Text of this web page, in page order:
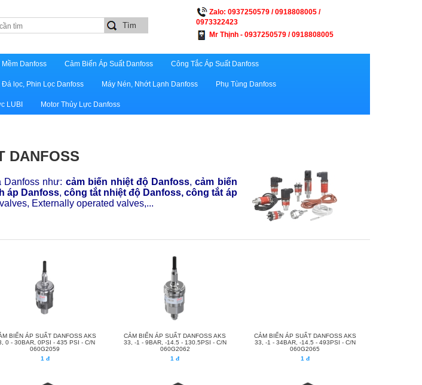
Zalo: 0937250579 / 0918808005 /
0973322423
Mr Thịnh - 0937250579 / 0918808005
Danfoss Cảm Biến Áp Suất Danfoss Công Tắc Áp Suất Danfoss
Đá lọc, Phin Lọc Danfoss Máy Nén, Nhớt Lạnh Danfoss Phụ Tùng Danfoss
LUBI Motor Thủy Lực Danfoss
DANFOSS
Danfoss như: cảm biến nhiệt độ Danfoss,cảm biến
áp Danfoss, công tắt nhiệt độ Danfoss, công tắt áp
Externally operated valves,...
BIẾN ÁP SUẤT DANFOSS AKS
0 - 30BAR, 0PSI - 435 PSI - C/N
060G2059
1 đ
CẢM BIẾN ÁP SUẤT DANFOSS AKS
33, -1 - 9BAR, -14.5 - 130.5PSI - C/N
060G2062
1 đ
CẢM BIẾN ÁP SUẤT DANFOSS AKS
33, -1 - 34BAR, -14.5 - 493PSI - C/N
060G2065
1 đ